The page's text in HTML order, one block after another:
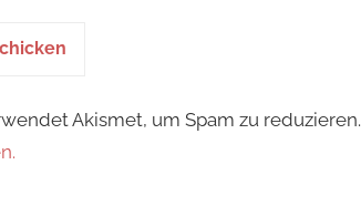
Akismet, um Spam zu reduzieren.